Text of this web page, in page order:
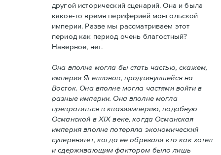
другой исторический сценарий. Она и была
какое-то время периферией монгольской
империи. Разве мы рассматриваем этот
период как период очень благостный?
Наверное, нет.
Она вполне могла бы стать частью, скажем,
империи Ягеллонов, продвинувшейся на
Восток. Она вполне могла частями войти в
разные империи. Она вполне могла
превратиться в квазиимперию, подобную
Османской в XIX веке, когда Османская
империя вполне потеряла экономический
суверенитет, когда ее обрезали кто как хотел
и сдерживающим фактором было лишь